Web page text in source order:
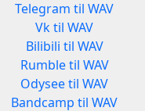
Telegram til WAV
Vk til WAV
Bilibili til WAV
Rumble til WAV
Odysee til WAV
Bandcamp til WAV